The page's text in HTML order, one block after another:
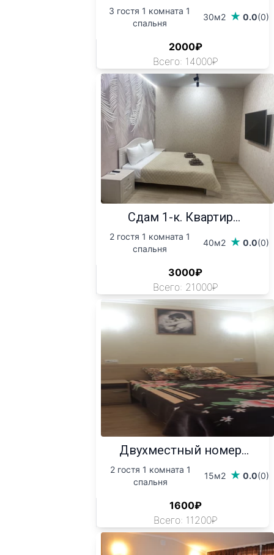
3 гостя 1 комната 1
спальня
30м2 0.0(0)
2000₽
Всего: 14000₽
Сдам 1-к. Квартир...
2 гостя 1 комната 1
спальня
40м2 0.0(0)
3000₽
Всего: 21000₽
Двухместный номер...
2 гостя 1 комната 1
спальня
15м2 0.0(0)
1600₽
Всего: 11200₽